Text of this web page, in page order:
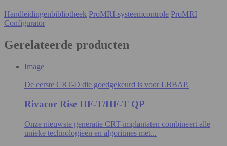
Handleidingenbibliotheek ProMRI-systeemcontrole ProMRI
Configurator
Gerelateerde producten
Image
De eerste CRT-D die goedgekeurd is voor LBBAP.
Rivacor Rise HF-T/HF-T QP
Onze nieuwste generatie CRT-implantaten combineert alle
unieke technologieën en algoritmes met...